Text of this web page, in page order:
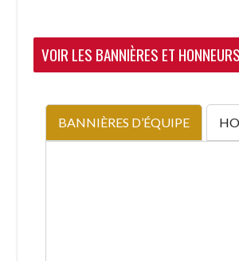
VOIR LES BANNIÈRES ET HONNEURS
BANNIÈRES D’ÉQUIPE